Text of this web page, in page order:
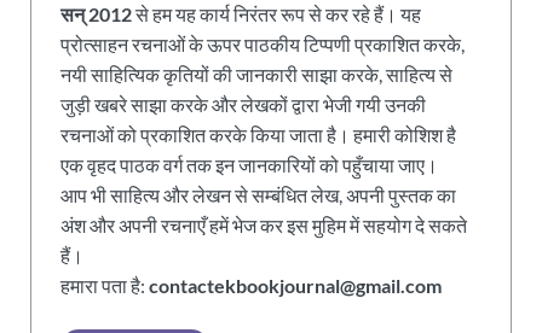
सन् 2012से हम यह कार्य निरंतर रूप से कर रहे हैं। यह
प्रोत्साहन रचनाओं के ऊपर पाठकीय टिप्पणी प्रकाशित करके,
नयी साहित्यिक कृतियों की जानकारी साझा करके, साहित्य से
जुड़ी खबरे साझा करके और लेखकों द्वारा भेजी गयी उनकी
रचनाओं को प्रकाशित करके किया जाता है। हमारी कोशिश है
एक वृहद पाठक वर्ग तक इन जानकारियों को पहुँचाया जाए।
आप भी साहित्य और लेखन से सम्बंधित लेख, अपनी पुस्तक का
अंश और अपनी रचनाएँ हमें भेज कर इस मुहिम में सहयोग दे सकते
हैं।
हमारा पता है: contactekbookjournal@gmail.com